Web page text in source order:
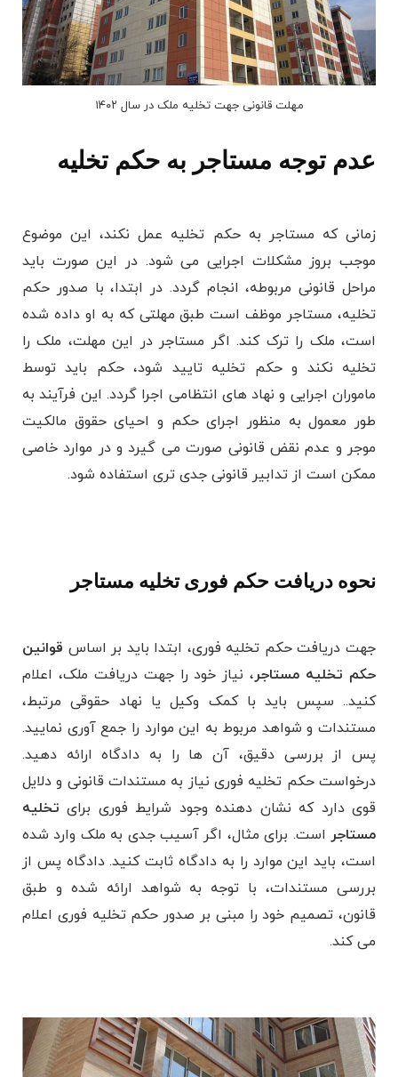
مهلت قانونی جهت تخلیه ملک در سال ۱۴۰۲
عدم توجه مستاجر به حکم تخلیه
زمانی که مستاجر به حکم تخلیه عمل نکند، این موضوع
موجب بروز مشکلات اجرایی می ‌شود. در این صورت باید
مراحل قانونی مربوطه، انجام گردد. در ابتدا، با صدور حکم
تخلیه، مستاجر موظف است طبق مهلتی که به او داده شده
است، ملک را ترک کند. اگر مستاجر در این مهلت، ملک را
تخلیه نکند و حکم تخلیه تایید شود، حکم باید توسط
ماموران اجرایی و نهاد های انتظامی اجرا گردد. این فرآیند به
طور معمول به منظور اجرای حکم و احیای حقوق مالکیت
موجر و عدم نقض قانونی صورت می ‌گیرد و در موارد خاصی
ممکن است از تدابیر قانونی جدی ‌تری استفاده شود.
نحوه دریافت حکم فوری تخلیه مستاجر
جهت دریافت حکم تخلیه فوری، ابتدا باید بر اساس قوانین
حکم تخلیه مستاجر، نیاز خود را جهت دریافت ملک، اعلام
کنید.. سپس باید با کمک وکیل یا نهاد حقوقی مرتبط،
مستندات و شواهد مربوط به این موارد را جمع ‌آوری نمایید.
پس از بررسی دقیق، آن‌ ها را به دادگاه ارائه دهید.
درخواست حکم تخلیه فوری نیاز به مستندات قانونی و دلایل
قوی دارد که نشان دهنده وجود شرایط فوری برای تخلیه
مستاجر است. برای مثال، اگر آسیب جدی به ملک وارد شده
است، باید این موارد را به دادگاه ثابت کنید. دادگاه پس از
بررسی مستندات، با توجه به شواهد ارائه شده و طبق
قانون، تصمیم خود را مبنی بر صدور حکم تخلیه فوری اعلام
می ‌کند.